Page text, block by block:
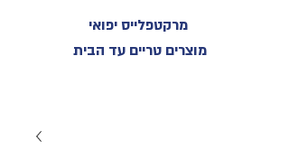
מוצרים טריים עד הבית